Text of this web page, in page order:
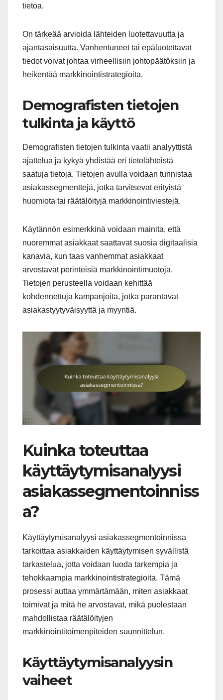
tietoa.
On tärkeää arvioida lähteiden luotettavuutta ja
ajantasaisuutta. Vanhentuneet tai epäluotettavat
tiedot voivat johtaa virheellisiin johtopäätöksiin ja
heikentää markkinointistrategioita.
Demografisten tietojen
tulkinta ja käyttö
Demografisten tietojen tulkinta vaatii analyyttistä
ajattelua ja kykyä yhdistää eri tietolähteistä
saatuja tietoja. Tietojen avulla voidaan tunnistaa
asiakassegmenttejä, jotka tarvitsevat erityistä
huomiota tai räätälöityjä markkinointiviestejä.
Käytännön esimerkkinä voidaan mainita, että
nuoremmat asiakkaat saattavat suosia digitaalisia
kanavia, kun taas vanhemmat asiakkaat
arvostavat perinteisiä markkinointimuotoja.
Tietojen perusteella voidaan kehittää
kohdennettuja kampanjoita, jotka parantavat
asiakastyytyväisyyttä ja myyntiä.
Kuinka toteuttaa
käyttäytymisanalyysi
asiakassegmentoinniss
a?
Käyttäytymisanalyysi asiakassegmentoinnissa
tarkoittaa asiakkaiden käyttäytymisen syvällistä
tarkastelua, jotta voidaan luoda tarkempia ja
tehokkaampia markkinointistrategioita. Tämä
prosessi auttaa ymmärtämään, miten asiakkaat
toimivat ja mitä he arvostavat, mikä puolestaan
mahdollistaa räätälöityjen
markkinointitoimenpiteiden suunnittelun.
Käyttäytymisanalyysin
vaiheet